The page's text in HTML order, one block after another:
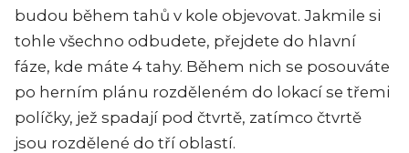
budou během tahů v kole objevovat. Jakmile si
tohle všechno odbudete, přejdete do hlavní
fáze, kde máte 4 tahy. Během nich se posouváte
po herním plánu rozděleném do lokací se třemi
políčky, jež spadají pod čtvrtě, zatímco čtvrtě
jsou rozdělené do tří oblastí.